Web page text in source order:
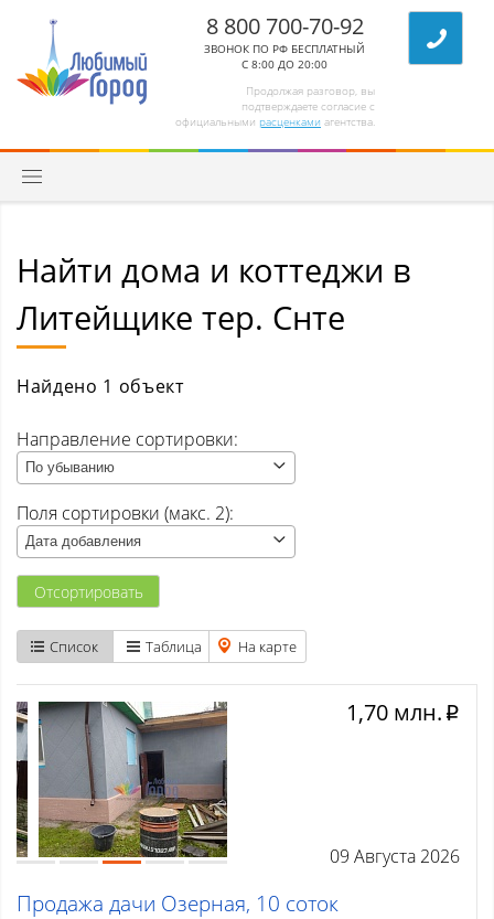
Продолжая разговор, вы
подтверждаете согласие с
официальными расценками агентства.
8 800 700-70-92
ЗВОНОК ПО РФ БЕСПЛАТНЫЙ
С 8:00 ДО 20:00
Квартиры
Комнаты/секции
Апанас
Атаманово
Безруково
Берёзово с
Вишенка тер. СНТ
Высокий
Гурьевск
Елань
Найти дома и коттеджи в
Литейщике тер. Снте
Найдено 1 объект
Направление сортировки:
По убыванию
Поля сортировки (макс. 2):
Дата добавления
Отсортировать
Список Таблица На карте
1,70 млн.p
09 Августа 2026
Продажа дачи Озерная, 10 соток